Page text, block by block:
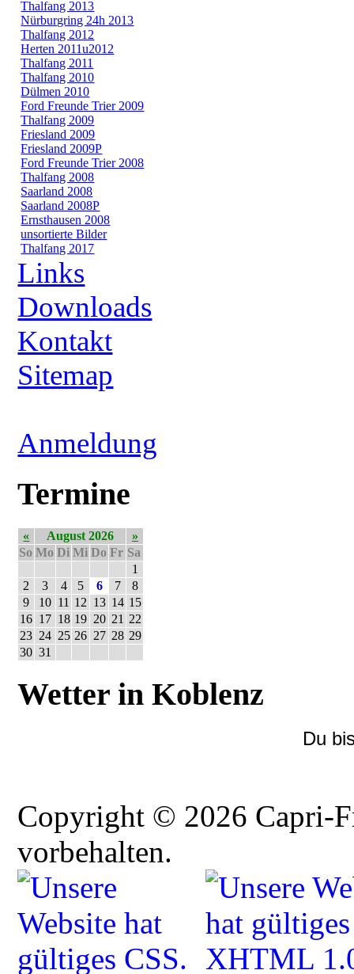
Thalfang 2013
Nürburgring 24h 2013
Thalfang 2012
Herten 2011u2012
Thalfang 2011
Thalfang 2010
Dülmen 2010
Ford Freunde Trier 2009
Thalfang 2009
Friesland 2009
Friesland 2009P
Ford Freunde Trier 2008
Thalfang 2008
Saarland 2008
Saarland 2008P
Ernsthausen 2008
unsortierte Bilder
Thalfang 2017
Links
Downloads
Kontakt
Sitemap
Anmeldung
Termine
« August 2026
»
So Mo Di Mi Do Fr Sa
1
2
3 4 5 6 7
8
9
10 11 12 13 14 15
16 17 18 19 20 21 22
23 24 25 26 27 28 29
30 31
Wetter in Koblenz
Du
Copyright © 2026 Capri-
vorbehalten.